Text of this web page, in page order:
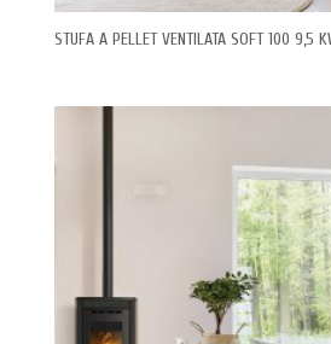
STUFA A PELLET VENTILATA SOFT 100 9,5